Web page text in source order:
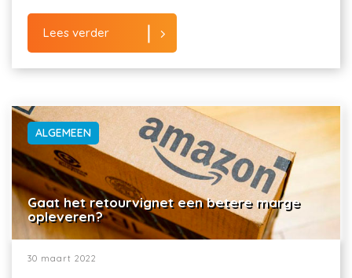
Lees verder
ALGEMEEN
Gaat het retourvignet een betere marge
opleveren?
30 maart 2022